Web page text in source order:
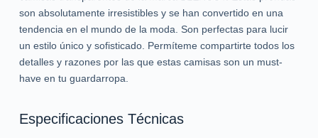
son absolutamente irresistibles y se han convertido en una
tendencia en el mundo de la moda. Son perfectas para lucir
un estilo único y sofisticado. Permíteme compartirte todos los
detalles y razones por las que estas camisas son un must-
have en tu guardarropa.
Especificaciones Técnicas